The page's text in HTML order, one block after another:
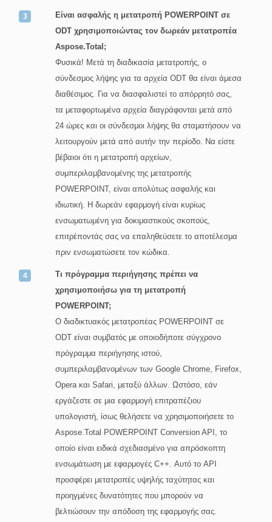
Είναι ασφαλής η μετατροπή POWERPOINT σε
ODT χρησιμοποιώντας τον δωρεάν μετατροπέα
Aspose.Total;
Φυσικά! Μετά τη διαδικασία μετατροπής, ο
σύνδεσμος λήψης για τα αρχεία ODT θα είναι άμεσα
διαθέσιμος. Για να διασφαλιστεί το απόρρητό σας,
τα μεταφορτωμένα αρχεία διαγράφονται μετά από
24 ώρες και οι σύνδεσμοι λήψης θα σταματήσουν να
λειτουργούν μετά από αυτήν την περίοδο. Να είστε
βέβαιοι ότι η μετατροπή αρχείων,
συμπεριλαμβανομένης της μετατροπής
POWERPOINT, είναι απολύτως ασφαλής και
ιδιωτική. Η δωρεάν εφαρμογή είναι κυρίως
ενσωματωμένη για δοκιμαστικούς σκοπούς,
επιτρέποντάς σας να επαληθεύσετε το αποτέλεσμα
πριν ενσωματώσετε τον κώδικα.
Τι πρόγραμμα περιήγησης πρέπει να
χρησιμοποιήσω για τη μετατροπή
POWERPOINT;
Ο διαδικτυακός μετατροπέας POWERPOINT σε
ODT είναι συμβατός με οποιοδήποτε σύγχρονο
πρόγραμμα περιήγησης ιστού,
συμπεριλαμβανομένων των Google Chrome, Firefox,
Opera και Safari, μεταξύ άλλων. Ωστόσο, εάν
εργάζεστε σε μια εφαρμογή επιτραπέζιου
υπολογιστή, ίσως θελήσετε να χρησιμοποιήσετε το
Aspose.Total POWERPOINT Conversion API, το
οποίο είναι ειδικά σχεδιασμένο για απρόσκοπτη
ενσωμάτωση με εφαρμογές C++. Αυτό το API
προσφέρει μετατροπές υψηλής ταχύτητας και
προηγμένες δυνατότητες που μπορούν να
βελτιώσουν την απόδοση της εφαρμογής σας.